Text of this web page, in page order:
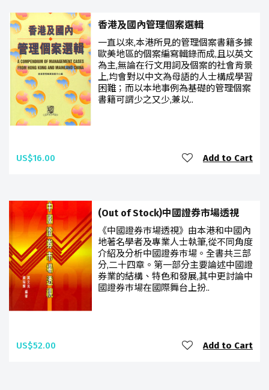
香港及國內管理個案選輯
一直以來,本港所見的管理個案書籍多據
歐美地區的個案編寫輯錄而成,且以英文
為主,無論在行文用詞及個案的社會背景
上,均會對以中文為母語的人士構成學習
困難；而以本地事例為基礎的管理個案
書籍可謂少之又少,兼以..
US$16.00 Add to Cart
(Out of Stock)中國證券市場透視
《中國證券巿場透視》由本港和中國內
地著名學者及專業人士執筆,從不同角度
介紹及分析中國證券巿場。全書共三部
分,二十四章。第一部分主要論述中國證
券業的結構、特色和發展,其中更討論中
國證券巿場在國際舞台上扮..
US$52.00 Add to Cart